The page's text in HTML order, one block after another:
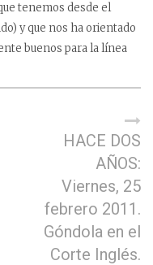
tenemos desde el
y que nos ha orientado
buenos para la línea
HACE DOS
AÑOS:
Viernes, 25
febrero 2011.
Góndola en el
Corte Inglés.